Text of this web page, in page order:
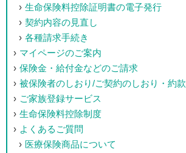
生命保険料控除証明書の電子発行
契約内容の見直し
各種請求手続き
マイページのご案内
保険金・給付金などのご請求
被保険者のしおり/ご契約のしおり・約款
ご家族登録サービス
生命保険料控除制度
よくあるご質問
医療保険商品について